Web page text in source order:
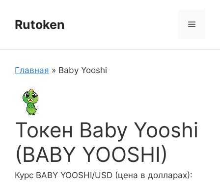
содержимому
Rutoken Меню
Главная » Baby Yooshi
Токен Baby Yooshi
(BABY YOOSHI)
Курс BABY YOOSHI/USD (цена в долларах):